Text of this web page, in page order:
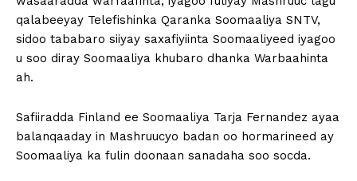
qalabeeyay Telefishinka Qaranka Soomaaliya SNTV,
sidoo tababaro siiyay saxafiyiinta Soomaaliyeed iyagoo
u soo diray Soomaaliya khubaro dhanka Warbaahinta
ah.
Safiiradda Finland ee Soomaaliya Tarja Fernandez ayaa
balanqaaday in Mashruucyo badan oo hormarineed ay
Soomaaliya ka fulin doonaan sanadaha soo socda.